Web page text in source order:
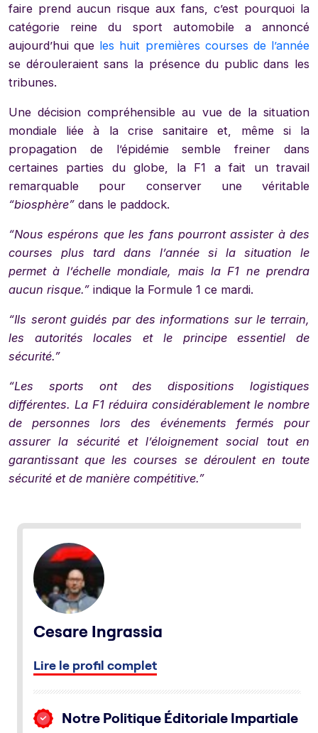
faire prend aucun risque aux fans, c’est pourquoi la
catégorie reine du sport automobile a annoncé
aujourd’hui que les huit premières courses de l’année
se dérouleraient sans la présence du public dans les
tribunes.
Une décision compréhensible au vue de la situation
mondiale liée à la crise sanitaire et, même si la
propagation de l’épidémie semble freiner dans
certaines parties du globe, la F1 a fait un travail
remarquable pour conserver une véritable
“biosphère” dans le paddock.
“Nous espérons que les fans pourront assister à des
courses plus tard dans l’année si la situation le
permet à l’échelle mondiale, mais la F1 ne prendra
aucun risque.” indique la Formule 1 ce mardi.
“Ils seront guidés par des informations sur le terrain,
les autorités locales et le principe essentiel de
sécurité.”
“Les sports ont des dispositions logistiques
différentes. La F1 réduira considérablement le nombre
de personnes lors des événements fermés pour
assurer la sécurité et l’éloignement social tout en
garantissant que les courses se déroulent en toute
sécurité et de manière compétitive.”
Cesare Ingrassia
Lire le profil complet
Notre Politique Éditoriale Impartiale